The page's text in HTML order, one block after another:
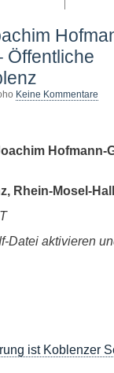
Öffentliche
Keine Kommentare
Hofmann-
Rhein-Mosel-
Datei aktivieren
ist Koblenzer